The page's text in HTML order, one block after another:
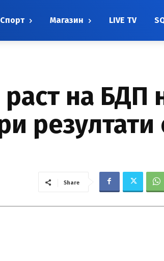
Спорт Магазин LIVE TV
на БДП
резултати
Share